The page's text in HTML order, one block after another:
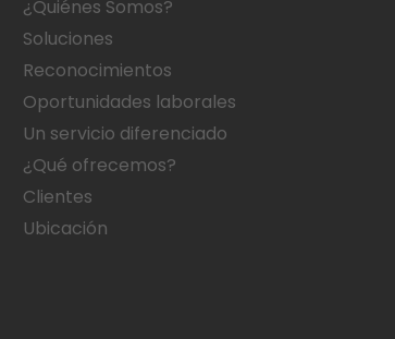
¿Quiénes Somos?
Soluciones
Reconocimientos
Oportunidades laborales
Un servicio diferenciado
¿Qué ofrecemos?
Clientes
Ubicación